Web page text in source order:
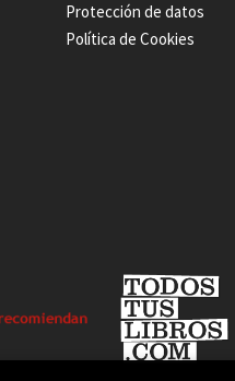
Protección de datos
Política de Cookies